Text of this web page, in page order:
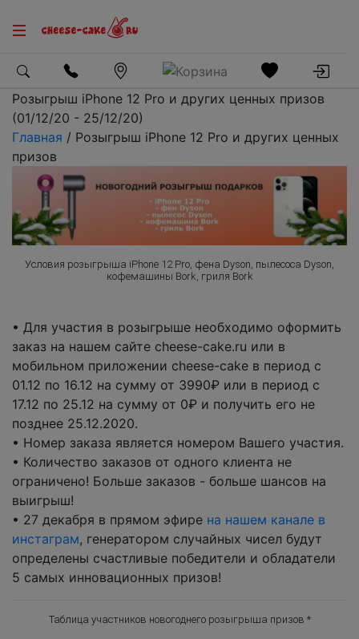
Розыгрыш iPhone 12 Pro и других ценных призов
(01/12/20 - 25/12/20)
Главная / Розыгрыш iPhone 12 Pro и других ценных
призов
Условия розыгрыша iPhone 12 Pro, фена Dyson, пылесоса Dyson,
кофемашины Bork, гриля Bork
• Для участия в розыгрыше необходимо оформить
заказ на нашем сайте cheese-cake.ru или в
мобильном приложении cheese-cake в период с
01.12 по 16.12 на сумму от 3990₽ или в период с
17.12 по 25.12 на сумму от 0₽ и получить его не
позднее 25.12.2020.
• Номер заказа является номером Вашего участия.
• Количество заказов от одного клиента не
ограничено! Больше заказов - больше шансов на
выигрыш!
• 27 декабря в прямом эфире на нашем канале в
инстаграм, генератором случайных чисел будут
определены счастливые победители и обладатели
5 самых инновационных призов!
Таблица участников новогоднего розыгрыша призов *